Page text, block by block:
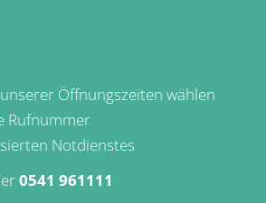
Öffnungszeiten wählen
Rufnummer
Notdienstes
0541 961111